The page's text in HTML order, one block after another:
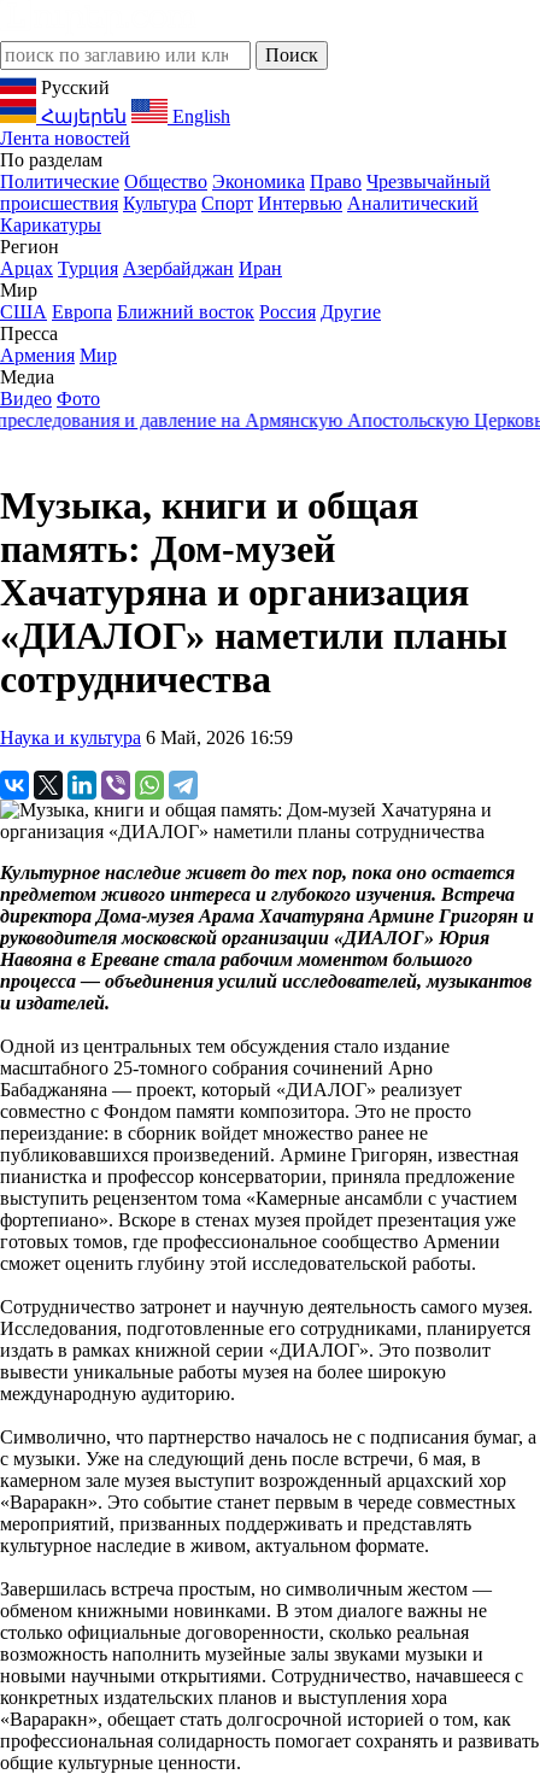
Русский
Հայերեն
English
Лента новостей
По разделам
Политические Общество Экономика Право Чрезвычайный
происшествия Культура Спорт Интервью Аналитический
Карикатуры
Регион
Арцах Турция Азербайджан Иран
Мир
США Европа Ближний восток Россия Другие
Пресса
Армения Мир
Медиа
Видео Фото
и давление на Армянскую Апостольскую Церковь23:05
Музыка, книги и общая
память: Дом-музей
Хачатуряна и организация
«ДИАЛОГ» наметили планы
сотрудничества
Наука и культура 6 Май, 2026 16:59
Культурное наследие живет до тех пор, пока оно остается
предметом живого интереса и глубокого изучения. Встреча
директора Дома-музея Арама Хачатуряна Армине Григорян и
руководителя московской организации «ДИАЛОГ» Юрия
Навояна в Ереване стала рабочим моментом большого
процесса — объединения усилий исследователей, музыкантов
и издателей.
Одной из центральных тем обсуждения стало издание
масштабного 25-томного собрания сочинений Арно
Бабаджаняна — проект, который «ДИАЛОГ» реализует
совместно с Фондом памяти композитора. Это не просто
переиздание: в сборник войдет множество ранее не
публиковавшихся произведений. Армине Григорян, известная
пианистка и профессор консерватории, приняла предложение
выступить рецензентом тома «Камерные ансамбли с участием
фортепиано». Вскоре в стенах музея пройдет презентация уже
готовых томов, где профессиональное сообщество Армении
сможет оценить глубину этой исследовательской работы.
Сотрудничество затронет и научную деятельность самого музея.
Исследования, подготовленные его сотрудниками, планируется
издать в рамках книжной серии «ДИАЛОГ». Это позволит
вывести уникальные работы музея на более широкую
международную аудиторию.
Символично, что партнерство началось не с подписания бумаг, а
с музыки. Уже на следующий день после встречи, 6 мая, в
камерном зале музея выступит возрожденный арцахский хор
«Вараракн». Это событие станет первым в череде совместных
мероприятий, призванных поддерживать и представлять
культурное наследие в живом, актуальном формате.
Завершилась встреча простым, но символичным жестом —
обменом книжными новинками. В этом диалоге важны не
столько официальные договоренности, сколько реальная
возможность наполнить музейные залы звуками музыки и
новыми научными открытиями. Сотрудничество, начавшееся с
конкретных издательских планов и выступления хора
«Вараракн», обещает стать долгосрочной историей о том, как
профессиональная солидарность помогает сохранять и развивать
общие культурные ценности.